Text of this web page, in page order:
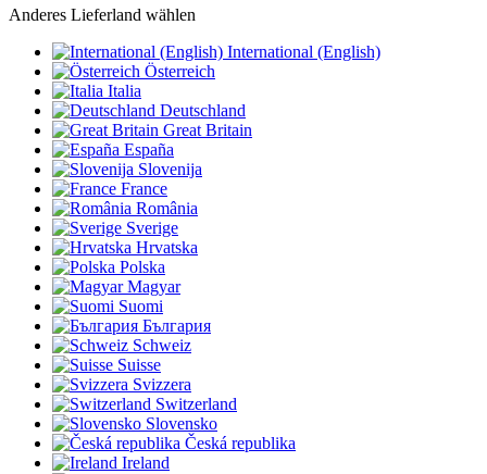
Anderes Lieferland wählen
International (English)
Österreich
Italia
Deutschland
Great Britain
España
Slovenija
France
România
Sverige
Hrvatska
Polska
Magyar
Suomi
България
Schweiz
Suisse
Svizzera
Switzerland
Slovensko
Česká republika
Ireland